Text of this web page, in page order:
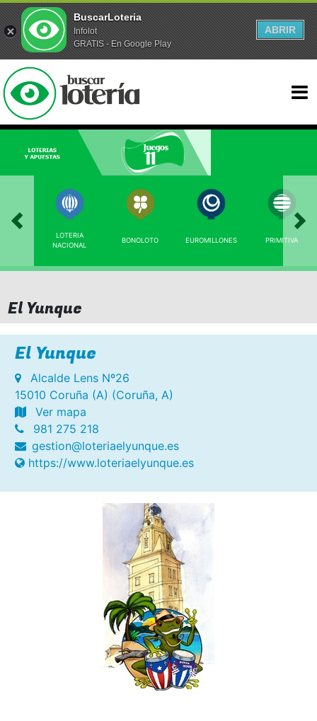
LOTERIA
NACIONAL
BONOLOTO EUROMILLONES PRIMITIVA
El Yunque
El Yunque
Alcalde Lens Nº26
15010 Coruña (A) (Coruña, A)
Ver mapa
981 275 218
gestion@loteriaelyunque.es
https://www.loteriaelyunque.es
BuscarLoteria
Infolot
GRATIS - En Google Play
ABRIR